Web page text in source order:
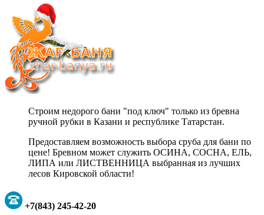
Строим недорого бани "под ключ" только из бревна
ручной рубки в Казани и республике Татарстан.
Предоставляем возможность выбора сруба для бани по
цене! Бревном может служить ОСИНА, СОСНА, ЕЛЬ,
ЛИПА или ЛИСТВЕННИЦА выбранная из лучших
лесов Кировской области!
+7(843) 245-42-20